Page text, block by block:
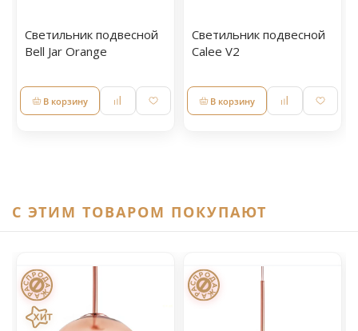
Светильник подвесной
Bell Jar Orange
В корзину
Светильник подвесной
Calee V2
В корзину
C ЭТИМ ТОВАРОМ ПОКУПАЮТ